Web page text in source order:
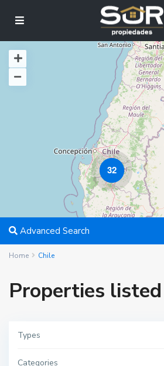
32
Advanced Search
Home Chile
Properties
Types
Categories